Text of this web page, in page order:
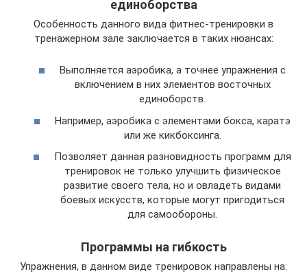
единоборства
Особенность данного вида фитнес-тренировки в
тренажерном зале заключается в таких нюансах:
Выполняется аэробика, а точнее упражнения с
включением в них элементов восточных
единоборств.
Например, аэробика с элементами бокса, каратэ
или же кикбоксинга.
Позволяет данная разновидность программ для
тренировок не только улучшить физическое
развитие своего тела, но и овладеть видами
боевых искусств, которые могут пригодиться
для самообороны.
Программы на гибкость
Упражнения, в данном виде тренировок направлены на: